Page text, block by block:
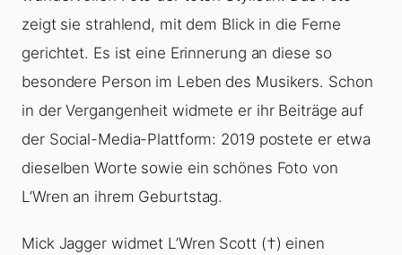
zeigt sie strahlend, mit dem Blick in die Ferne
gerichtet. Es ist eine Erinnerung an diese so
besondere Person im Leben des Musikers. Schon
in der Vergangenheit widmete er ihr Beiträge auf
der Social-Media-Plattform: 2019 postete er etwa
dieselben Worte sowie ein schönes Foto von
L’Wren an ihrem Geburtstag.
Mick Jagger widmet L’Wren Scott (†) einen